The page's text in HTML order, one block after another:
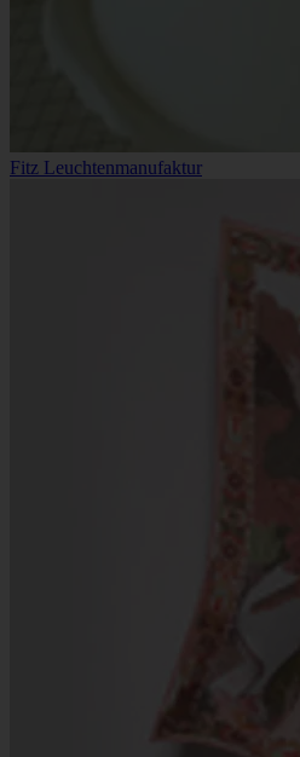
Fitz Leuchtenmanufaktur